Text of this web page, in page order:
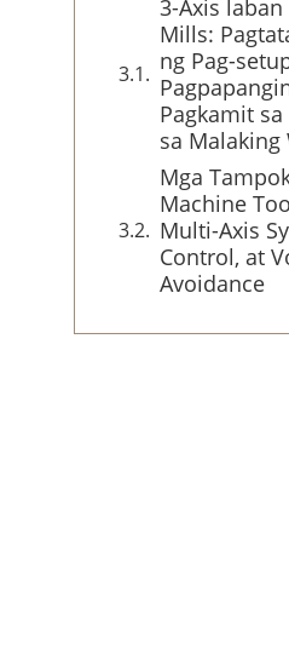
3-Axis
Mills:
ng Pag-
Pagkamit
sa Malaking
Mga
Machine
Multi-Axis
Control, at
Avoidance